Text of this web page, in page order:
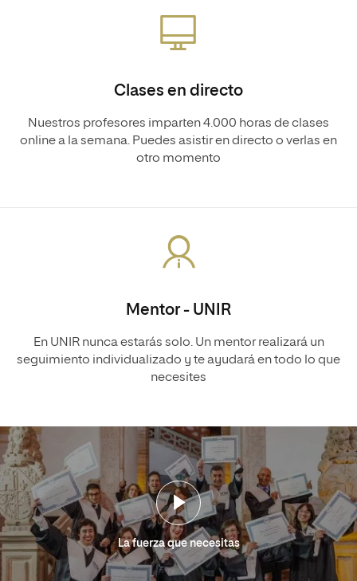
Clases en directo
Nuestros profesores imparten 4.000 horas de clases
online a la semana. Puedes asistir en directo o verlas en
otro momento
Mentor - UNIR
En UNIR nunca estarás solo. Un mentor realizará un
seguimiento individualizado y te ayudará en todo lo que
necesites
La fuerza que necesitas